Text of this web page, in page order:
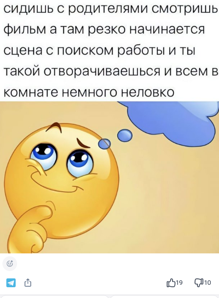
19 10